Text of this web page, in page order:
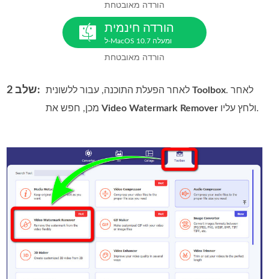
הורדה מאובטחת
הורדה חינמית
ל-MacOS 10.7 ומעלה
הורדה מאובטחת
שלב 2: לאחר הפעלת התוכנה, עבור ללשוניתToolbox. לאחר
מכן, חפש אתVideo Watermark Remover ולחץ עליו.